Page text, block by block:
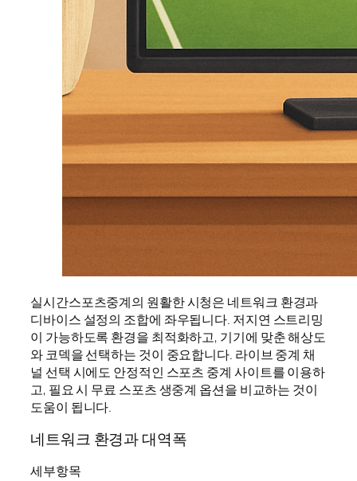
실시간스포츠중계의 원활한 시청은 네트워크 환경과
디바이스 설정의 조합에 좌우됩니다. 저지연 스트리밍
이 가능하도록 환경을 최적화하고, 기기에 맞춘 해상도
와 코덱을 선택하는 것이 중요합니다. 라이브 중계 채
널 선택 시에도 안정적인 스포츠 중계 사이트를 이용하
고, 필요 시 무료 스포츠 생중계 옵션을 비교하는 것이
도움이 됩니다.
네트워크 환경과 대역폭
세부항목